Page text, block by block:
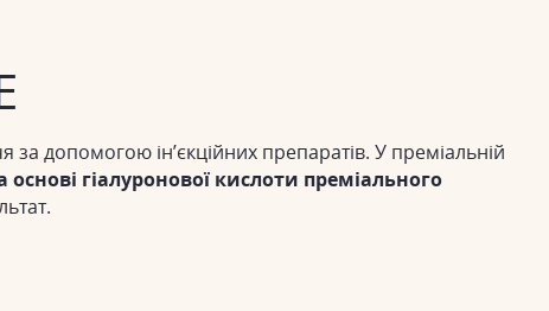
допомогою ін’єкційних препаратів. У преміальній
гіалуронової кислоти преміального